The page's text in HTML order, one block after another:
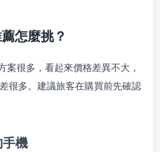
怎麼挑？
案很多，看起來價格差異不大，
很多。建議旅客在購買前先確認
手機